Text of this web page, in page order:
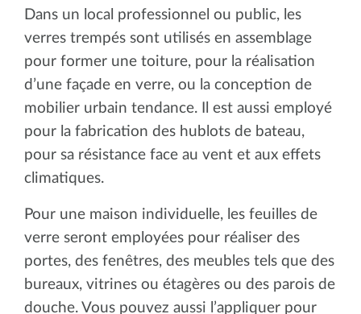
Dans un local professionnel ou public, les
verres trempés sont utilisés en assemblage
pour former une toiture, pour la réalisation
d’une façade en verre, ou la conception de
mobilier urbain tendance. Il est aussi employé
pour la fabrication des hublots de bateau,
pour sa résistance face au vent et aux effets
climatiques.
Pour une maison individuelle, les feuilles de
verre seront employées pour réaliser des
portes, des fenêtres, des meubles tels que des
bureaux, vitrines ou étagères ou des parois de
douche. Vous pouvez aussi l’appliquer pour